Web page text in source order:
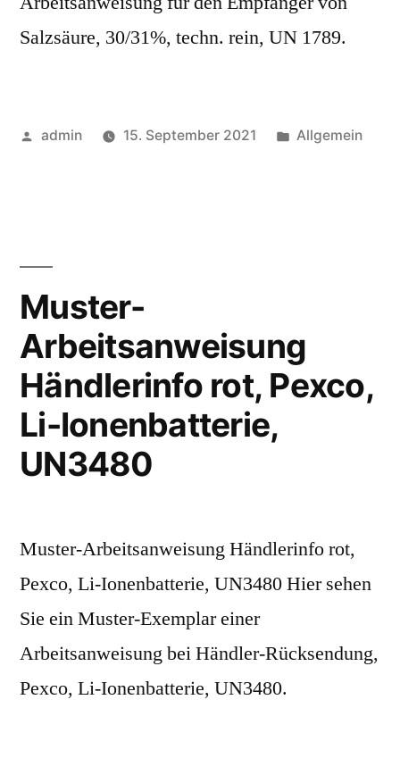
Salzsäure, 30/31%, techn. rein, UN 1789.
admin 15. September 2021 Allgemein
Muster-
Arbeitsanweisung
Händlerinfo rot, Pexco,
Li-Ionenbatterie,
UN3480
Muster-Arbeitsanweisung Händlerinfo rot,
Pexco, Li-Ionenbatterie, UN3480 Hier sehen
Sie ein Muster-Exemplar einer
Arbeitsanweisung bei Händler-Rücksendung,
Pexco, Li-Ionenbatterie, UN3480.